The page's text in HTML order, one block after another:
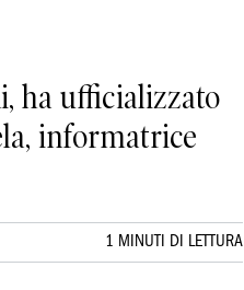
ha ufficializzato
informatrice
1 MINUTI DI LETTURA